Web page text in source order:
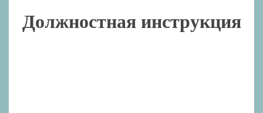
Должностная инструкция